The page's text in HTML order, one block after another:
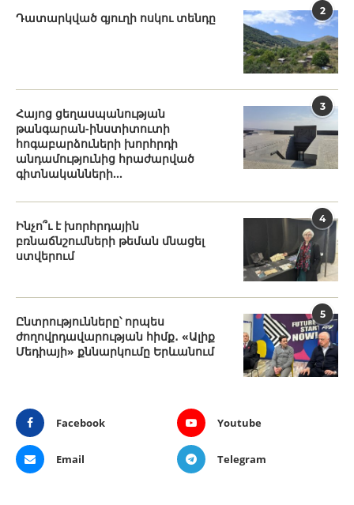
2
Դատարկված գյուղի ոսկու տենդը
3
Հայոց ցեղասպանության
թանգարան-ինստիտուտի
հոգաբարձուների խորհրդի
անդամությունից հրաժարված
գիտնականների...
4
Ինչո՞ւ է խորհրդային
բռնաճնշումների թեման մնացել
ստվերում
5
Ընտրությունները՝ որպես
ժողովրդավարության հիմք․ «Ալիք
Մեդիայի» քննարկումը Երևանում
Facebook Youtube
Email Telegram